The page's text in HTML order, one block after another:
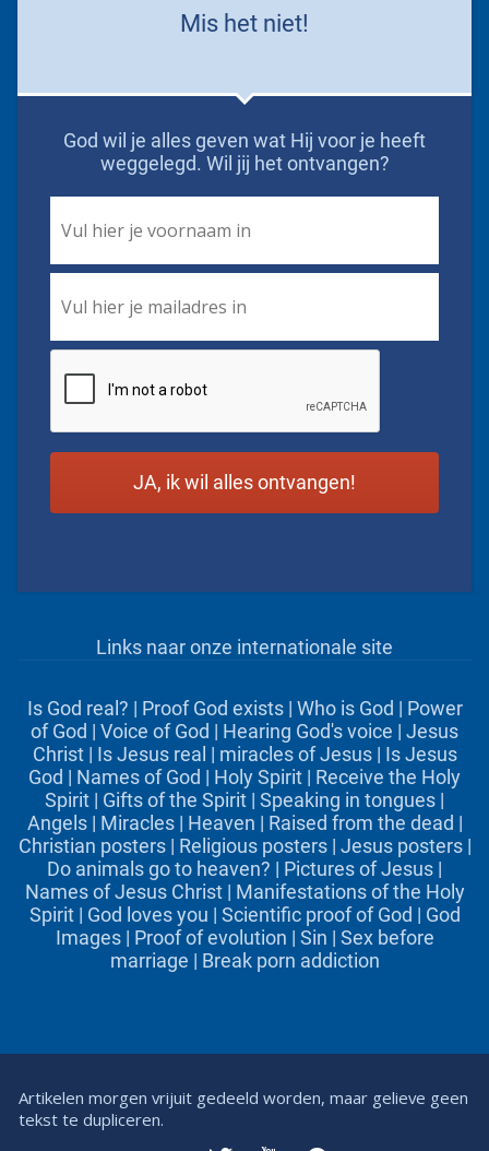
Mis het niet!
God wil je alles geven wat Hij voor je heeft
weggelegd. Wil jij het ontvangen?
Name *
Links naar onze internationale site
Is God real? | Proof God exists| Who is God | Power
of God | Voice of God | Hearing God's voice | Jesus
Christ| Is Jesus real | miracles of Jesus| Is Jesus
God | Names of God | Holy Spirit | Receive the Holy
Spirit | Gifts of the Spirit | Speaking in tongues |
Angels| Miracles| Heaven | Raised from the dead |
Christian posters| Religious posters| Jesus posters|
Do animals go to heaven? | Pictures of Jesus |
Names of Jesus Christ| Manifestations of the Holy
Spirit| God loves you | Scientific proof of God | God
Images| Proof of evolution | Sin | Sex before
marriage | Break porn addiction
Artikelen morgen vrijuit gedeeld worden, maar gelieve geen
tekst te dupliceren.